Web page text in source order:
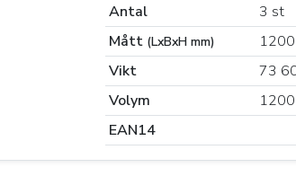
Antal
3 st
Mått (LxBxH mm)
Vikt
73
Volym
EAN14